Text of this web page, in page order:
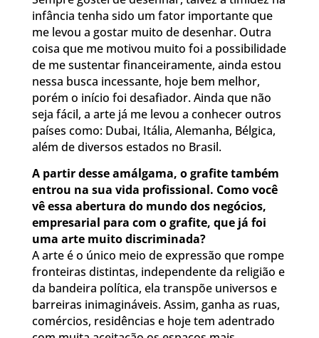
infância tenha sido um fator importante que
me levou a gostar muito de desenhar. Outra
coisa que me motivou muito foi a possibilidade
de me sustentar financeiramente, ainda estou
nessa busca incessante, hoje bem melhor,
porém o início foi desafiador. Ainda que não
seja fácil, a arte já me levou a conhecer outros
países como: Dubai, Itália, Alemanha, Bélgica,
além de diversos estados no Brasil.
A partir desse amálgama, o grafite também
entrou na sua vida profissional. Como você
vê essa abertura do mundo dos negócios,
empresarial para com o grafite, que já foi
uma arte muito discriminada?
A arte é o único meio de expressão que rompe
fronteiras distintas, independente da religião e
da bandeira política, ela transpõe universos e
barreiras inimagináveis. Assim, ganha as ruas,
comércios, residências e hoje tem adentrado